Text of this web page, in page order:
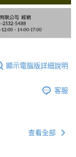
顯示電腦版詳細說明
客服
查看全部